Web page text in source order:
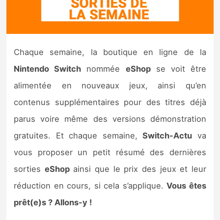
Nintendo Direct
Tests et previews
Tests de jeux
Tests d’accessoires
Autres tests
Précommandes
Précommandes jeux Switch 2
Chaque semaine, la boutique en ligne de la
Nintendo Switch nommée eShopse voit être
alimentée en nouveaux jeux, ainsi qu’en
contenus supplémentaires pour des titres déjà
parus voire même des versions démonstration
gratuites. Et chaque semaine,Switch-Actu va
vous proposer un petit résumé des dernières
sorties eShopainsi que le prix des jeux et leur
réduction en cours, si cela s’applique.Vous êtes
prêt(e)s ? Allons-y !